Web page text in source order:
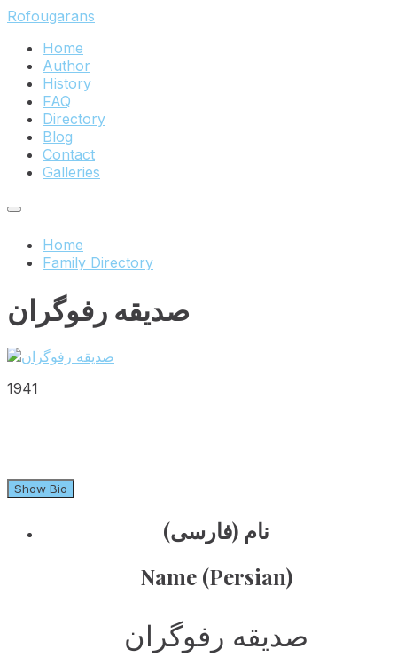
Skip
content
Skip
main
navigation
Skip
footer
Rofougarans
Home
Author
History
FAQ
Directory
Blog
Contact
Galleries
Home
Family Directory
صدیقه رفوگران
1941
Show Bio
نام (فارسی)
Name (Persian)
صدیقه رفوگران